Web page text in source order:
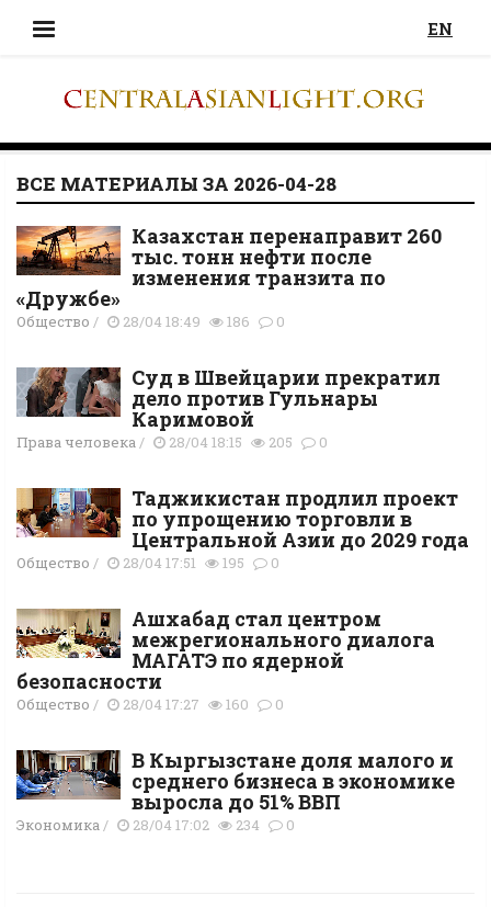
EN
ВСЕ МАТЕРИАЛЫ ЗА 2026-04-28
Казахстан перенаправит 260
тыс. тонн нефти после
изменения транзита по
«Дружбе»
Общество / 28/04 18:49 186 0
Суд в Швейцарии прекратил
дело против Гульнары
Каримовой
Права человека/ 28/04 18:15 205 0
Таджикистан продлил проект
по упрощению торговли в
Центральной Азии до 2029 года
Общество / 28/04 17:51 195 0
Ашхабад стал центром
межрегионального диалога
МАГАТЭ по ядерной
безопасности
Общество / 28/04 17:27 160 0
В Кыргызстане доля малого и
среднего бизнеса в экономике
выросла до 51% ВВП
Экономика/ 28/04 17:02 234 0